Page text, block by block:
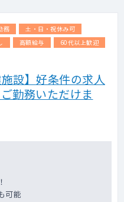
務
土・日・祝休み可
高額給与
60代以上歓迎
設】好条件の求人
勤務いただけま
可能